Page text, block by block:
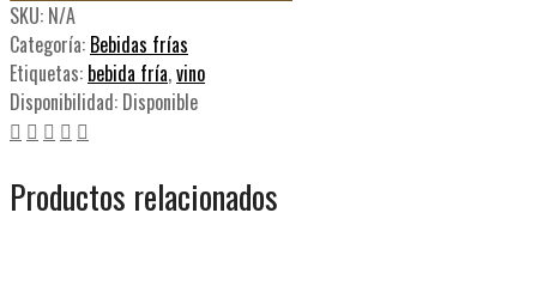
SKU: N/A
Categoría: Bebidas frías
Etiquetas: bebida fría,vino
Disponibilidad: Disponible
Productos relacionados